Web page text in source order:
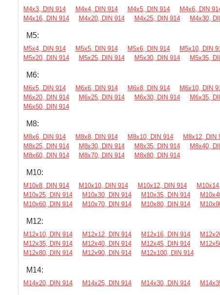
М4х3, DIN 914 М4х4, DIN 914 М4х5, DIN 914 М4х6, DIN
М4х16, DIN 914
М4х20, DIN 914 М4х25, DIN 914 М4х30,
М5:
М5х4, DIN 914 М5х5, DIN 914 М5х6, DIN 914 М5х10, DIN
М5х20, DIN 914
М5х25, DIN 914 М5х30, DIN 914 М5х35,
М6:
М6х5, DIN 914 М6х6, DIN 914 М6х8, DIN 914 М6х10, DIN
М6х20, DIN 914
М6х25, DIN 914 М6х30, DIN 914 М6х35,
М6х50, DIN 914
М8:
М8х6, DIN 914 М8х8, DIN 914 М8х10, DIN 914 М8х12, DIN
М8х25, DIN 914
М8х30, DIN 914 М8х35, DIN 914 М8х40,
М8х60, DIN 914
М8х70, DIN 914 М8х80, DIN 914
М10:
М10х8, DIN 914 М10х10, DIN 914 М10х12, DIN 914
М10х25, DIN 914
М10х30, DIN 914 М10х35, DIN 914
М10х60, DIN 914
М10х70, DIN 914 М10х80, DIN 914
М12:
М12х10, DIN 914 М12х12, DIN 914 М12х16, DIN 914
М12х35, DIN 914
М12х40, DIN 914 М12х45, DIN 914
М12х80, DIN 914
М12х90, DIN 914 М12х100, DIN 914
М14:
М14х20, DIN 914 М14х25, DIN 914 М14х30, DIN 914